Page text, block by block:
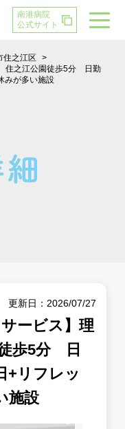
南港病院
公式サイト
住之江区
>
住之江公園徒歩5分 日勤
みが多い施設
更新日：2026/07/27
ービス】理
歩5分 日
+リフレッ
施設